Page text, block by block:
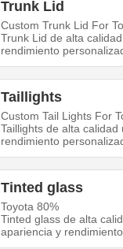
Trunk Lid
Custom Trunk Lid For
Trunk Lid de alta
rendimiento
Taillights
Custom Tail Lights For
Taillights de alta
rendimiento
Tinted glass
Toyota 80%
Tinted glass de alta
apariencia y